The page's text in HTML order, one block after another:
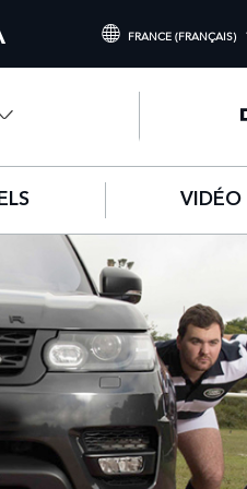
FRANCE (FRANÇAIS)
NORTH AMERICA (ENGLISH)
CHINA (中国（中文))
FRANCE (FRANÇAIS)
SPAIN (ESPAÑOL)
ITALY (ITALIANO)
VIDÉO